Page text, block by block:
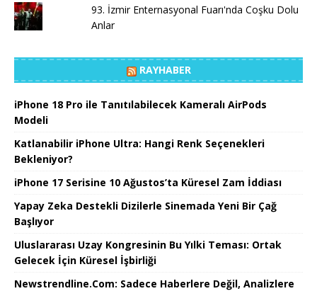
93. İzmir Enternasyonal Fuarı'nda Coşku Dolu
Anlar
RAYHABER
iPhone 18 Pro ile Tanıtılabilecek Kameralı AirPods
Modeli
Katlanabilir iPhone Ultra: Hangi Renk Seçenekleri
Bekleniyor?
iPhone 17 Serisine 10 Ağustos’ta Küresel Zam İddiası
Yapay Zeka Destekli Dizilerle Sinemada Yeni Bir Çağ
Başlıyor
Uluslararası Uzay Kongresinin Bu Yılki Teması: Ortak
Gelecek İçin Küresel İşbirliği
Newstrendline.Com: Sadece Haberlere Değil, Analizlere